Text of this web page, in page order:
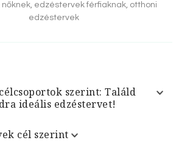
edzéstervek férfiaknak, otthoni
edzéstervek
szerint: Találd
ideális edzéstervet!
cél szerint